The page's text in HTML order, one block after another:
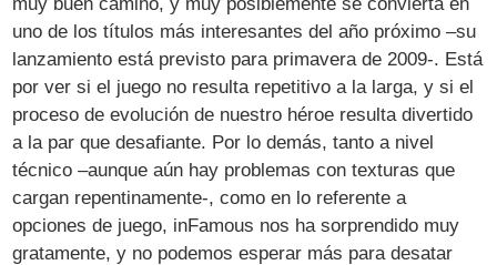
uno de los títulos más interesantes del año próximo –su
lanzamiento está previsto para primavera de 2009-. Está
por ver si el juego no resulta repetitivo a la larga, y si el
proceso de evolución de nuestro héroe resulta divertido
a la par que desafiante. Por lo demás, tanto a nivel
técnico –aunque aún hay problemas con texturas que
cargan repentinamente-, como en lo referente a
opciones de juego, inFamous nos ha sorprendido muy
gratamente, y no podemos esperar más para desatar